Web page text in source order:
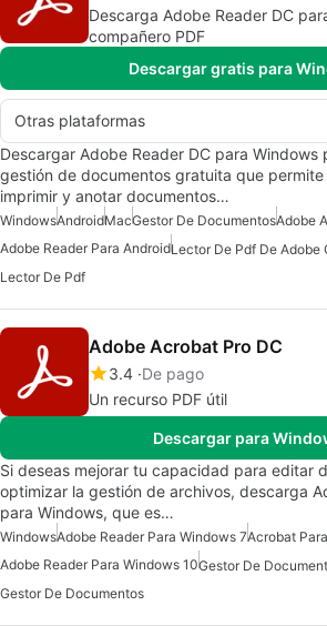
Descarga Adobe Reader DC
compañero PDF
Descargar gratis para
Otras plataformas
Descargar Adobe Reader DC para Windows
gestión de documentos gratuita que permite
imprimir y anotar documentos…
WindowsAndroidMacGestor De DocumentosAdobe
Adobe Reader Para Android
Lector De Pdf
Adobe Acrobat Pro DC
3.4 De pago
Un recurso PDF útil
Descargar para
Si deseas mejorar tu capacidad para editar
optimizar la gestión de archivos, descarga
para Windows, que es…
WindowsAdobe Reader Para Windows 7Acrobat
Adobe Reader Para Windows 10Gestor De
Gestor De Documentos